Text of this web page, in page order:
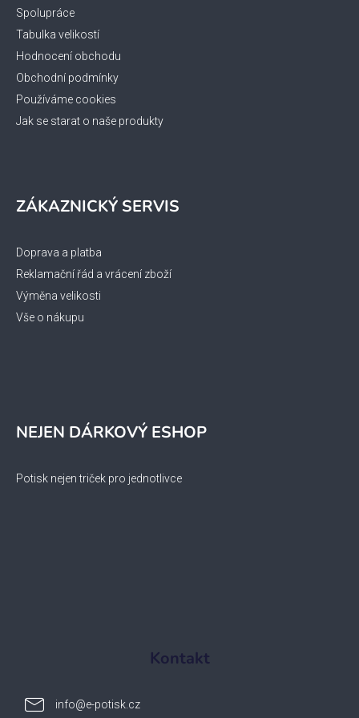
Spolupráce
Tabulka velikostí
Hodnocení obchodu
Obchodní podmínky
Používáme cookies
Jak se starat o naše produkty
ZÁKAZNICKÝ SERVIS
Doprava a platba
Reklamační řád a vrácení zboží
Výměna velikosti
Vše o nákupu
NEJEN DÁRKOVÝ ESHOP
Potisk nejen triček pro jednotlivce
Kontakt
info@e-potisk.cz